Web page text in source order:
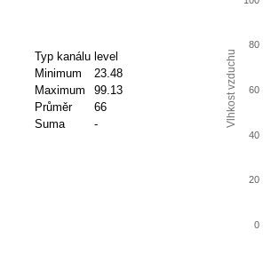
Typ kanálu level
Minimum
23.48
Maximum
99.13
Průměr
66
Suma
- Vlhkost vzduchu
0
20
40
60
80